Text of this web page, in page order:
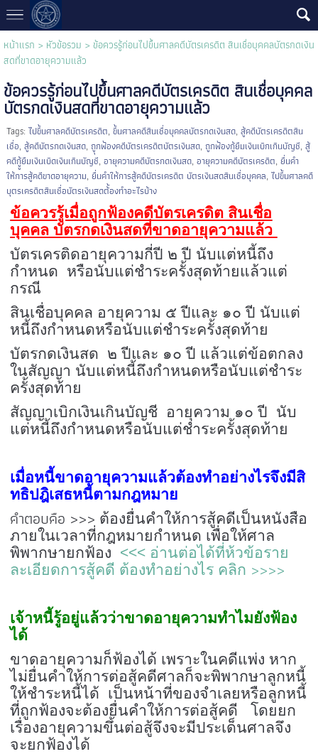
หน้าแรก > หัวข้อรวม >ข้อควรรู้ก่อนไปขึ้นศาลคดีบัตรเครดิต สินเชื่อบุคคลบัตรกดเงิน
สดที่ขาดอายุความแล้ว
ข้อควรรู้ก่อนไปขึ้นศาลคดีบัตรเครดิต สินเชื่อบุคคล
บัตรกดเงินสดที่ขาดอายุความแล้ว
Tags: ไปขึ้นศาลคดีบัตรเครดิต,ขึ้นศาลคดีสินเชื่อบุคคลบัตรกดเงินสด,สู้คดีบัตรเครดิตสิน
เชื่อ,สู้คดีบัตรกดเงินสด,ถูุกฟ้องคดีบัตรเครดิตบัตรเงินสด,ถูกฟ้องกู้ยืมเงินเบิกเกินบัญชี,สู้
คดีกูู้ยืมเงินเบิดเงินเกินบัญชี,อายุความคดีบัตรกดเงินสด,อายุความคดีบัตรเครดิต,ยื่นคำ
ให้การสู้คดีขาดอายุความ,ยื่นคำให้การสู้คดีบัตรเครดิต บัตรเงินสดสินเชื่อบุคคล,ไปขึ้นศาลคดี
บุตรเครดิตสินเชื่อบัตรเงินสดต้้องทำอะไรบ้าง
ข้อควรรู้เมื่อถูกฟ้องคดีบัตรเครดิต สินเชื่อ
บุคคล บัตรกดเงินสดที่ขาดอายุความแล้ว
บัตรเครติดอายุความกี่ปี ๒ ปี นับแต่หนี้ถึง
กำหนด หรือนับแต่ชำระครั้งสุดท้ายแล้วแต่
กรณี
สินเชื่อบุคคล อายุความ ๕ ปีและ ๑๐ ปี นับแต่
หนี้ถึงกำหนดหรือนับแต่ชำระครั้งสุดท้าย
บัตรกดเงินสด ๒ ปีและ ๑๐ ปี แล้วแต่ข้อตกลง
ในสัญญา นับแต่หนี้ถึงกำหนดหรือนับแต่ชำระ
ครั้งสุดท้าย
สัญญาเบิกเงินเกินบัญชี อายุความ ๑๐ ปี นับ
แต่หนี้ถึงกำหนดหรือนับแต่ชำระครั้งสุดท้าย
เมื่อหนี้ขาดอายุความแล้วต้องทำอย่างไรจึงมีสิ
ทธิปฎิเสธหนี้ตามกฎหมาย
คำตอบคือ >>> ต้องยื่นคำให้การสู้คดีเป็นหนังสือ
ภายในเวลาที่กฎหมายกำหนด เพื่อให้ศาล
พิพากษายกฟ้อง <<< อ่านต่อได้ที่ห้วข้อราย
ละเอียดการสู้คดี ต้องทำอย่างไร คลิก >>>>
เจ้าหนี้รู้อยู่แล้วว่าขาดอายุความทำไมยังฟ้อง
ได้
ขาดอายุความก็ฟ้องได้ เพราะในคดีแพ่ง หาก
ไม่ยื่นคำให้การต่อสู้คดีศาลก็จะพิพากษาลูกหนี้
ให้ชำระหนี้ได้ เป็นหน้าที่ของจำเลยหรือลูกหนี้
ที่ถูกฟ้องจะต้องยื่นคำให้การต่อสู้คดี โดยยก
เรื่องอายุความขึ้นต่อสู้จึงจะมีประเด็นศาลจึง
จะยกฟ้องได้